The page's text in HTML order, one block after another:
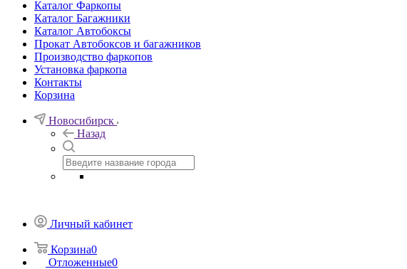
Каталог Фаркопы
Каталог Багажники
Каталог Автобоксы
Прокат Автобоксов и багажников
Производство фаркопов
Установка фаркопа
Контакты
Корзина
Новосибирск
Назад
Личный кабинет
Корзина0
Отложенные0